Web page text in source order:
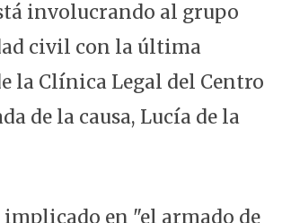
involucrando al grupo
civil con la última
la Clínica Legal del Centro
de la causa, Lucía de la
en "el armado de